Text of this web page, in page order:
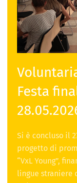
Festa
Si è concluso il
progetto di
“VxL Young”,
lingue straniere